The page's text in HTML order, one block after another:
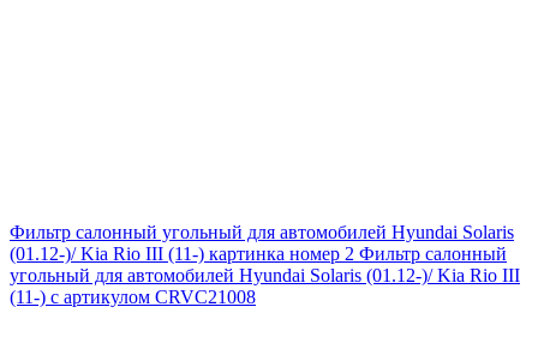
Фильтр салонный угольный для автомобилей Hyundai Solaris
(01.12-)/ Kia Rio III (11-) картинка номер 2 Фильтр салонный
угольный для автомобилей Hyundai Solaris (01.12-)/ Kia Rio III
(11-) с артикулом CRVC21008